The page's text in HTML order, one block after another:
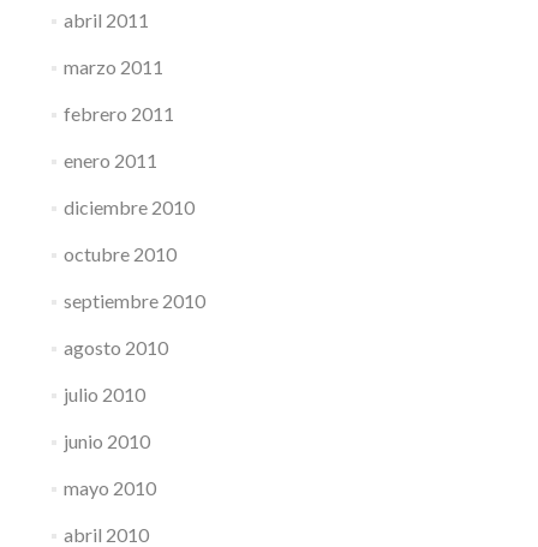
abril 2011
marzo 2011
febrero 2011
enero 2011
diciembre 2010
octubre 2010
septiembre 2010
agosto 2010
julio 2010
junio 2010
mayo 2010
abril 2010